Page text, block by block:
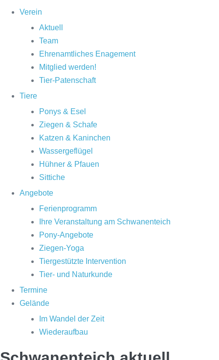
Verein
Aktuell
Team
Ehrenamtliches Enagement
Mitglied werden!
Tier-Patenschaft
Tiere
Ponys & Esel
Ziegen & Schafe
Katzen & Kaninchen
Wassergeflügel
Hühner & Pfauen
Sittiche
Angebote
Ferienprogramm
Ihre Veranstaltung am Schwanenteich
Pony-Angebote
Ziegen-Yoga
Tiergestützte Intervention
Tier- und Naturkunde
Termine
Gelände
Im Wandel der Zeit
Wiederaufbau